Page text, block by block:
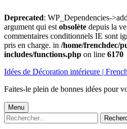
Deprecated: WP_Dependencies-
argument qui est obsolète depuis la
commentaires conditionnels IE sont
pris en charge. in /home/frenchdec/
includes/functions.php on line 6170
au
Idées de Décoration intérieure |
Faites-le plein de bonnes idées pour
Menu
principal
Menu
Rechercher :